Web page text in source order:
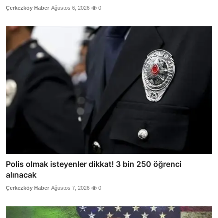
Çerkezköy Haber Ağustos 6, 2026 0
Polis olmak isteyenler dikkat! 3 bin 250 öğrenci
alınacak
Çerkezköy Haber Ağustos 7, 2026 0